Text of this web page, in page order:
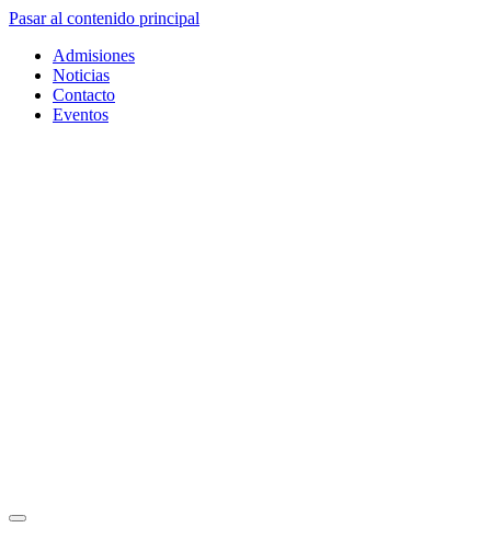
Pasar al contenido principal
Admisiones
Noticias
Contacto
Eventos